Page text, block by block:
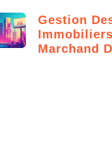
Gestion
Marchand